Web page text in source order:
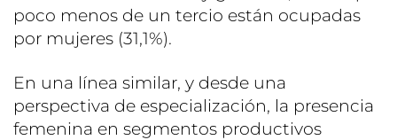
poco menos de un tercio están ocupadas
por mujeres (31,1%).
En una línea similar, y desde una
perspectiva de especialización, la presencia
femenina en segmentos productivos